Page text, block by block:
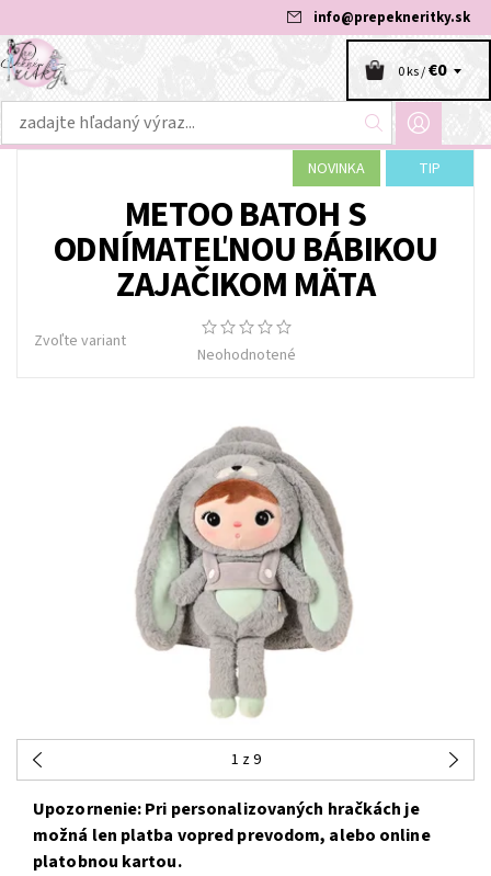
info@prepekneritky.sk
0 ks /€0
NOVINKA TIP
METOO BATOH S
ODNÍMATEĽNOU BÁBIKOU
ZAJAČIKOM MÄTA
Zvoľte variant
Neohodnotené
1 z 9
Upozornenie: Pri personalizovaných hračkách je
možná len platba vopred prevodom, alebo online
platobnou kartou.